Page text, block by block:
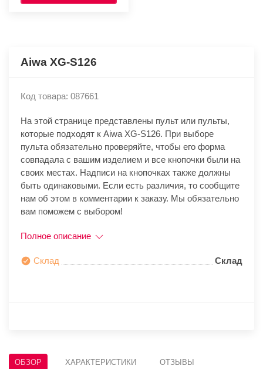
Aiwa XG-S126
Код товара: 087661
На этой странице представлены пульт или пульты,
которые подходят к Aiwa XG-S126. При выборе
пульта обязательно проверяйте, чтобы его форма
совпадала с вашим изделием и все кнопочки были на
своих местах. Надписи на кнопочках также должны
быть одинаковыми. Если есть различия, то сообщите
нам об этом в комментарии к заказу. Мы обязательно
вам поможем с выбором!
Полное описание
Склад Склад
ОБЗОР ХАРАКТЕРИСТИКИ ОТЗЫВЫ